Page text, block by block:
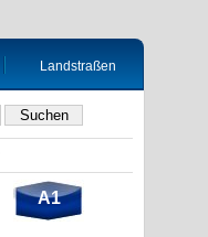
Landstraßen
A1